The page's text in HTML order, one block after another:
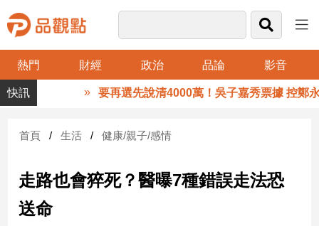
熱門 財經 政治 品論 影音
品
觀
財
台
財
要再選先說清4000萬！吳子嘉秀票據 控鄭永
首頁 生活 健康/親子/感情
走路也會猝死？醫曝7種錯誤走法恐
送命